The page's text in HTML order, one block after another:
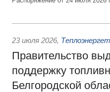
23 июля 2026,
Правительство
поддержку
Белгородской